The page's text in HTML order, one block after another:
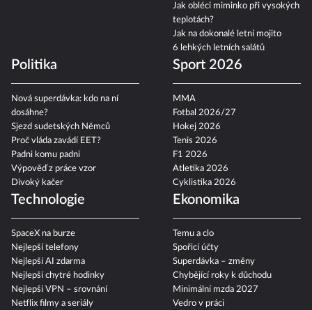
Jak obléci miminko při vysokých
teplotách?
Jak na dokonalé letní mojito
6 lehkých letních salátů
Politika
Nová superdávka: kdo na ní
dosáhne?
Sjezd sudetských Němců
Proč vláda zavádí EET?
Padni komu padni
Výpověď z práce vzor
Divoký kačer
Sport 2026
MMA
Fotbal 2026/27
Hokej 2026
Tenis 2026
F1 2026
Atletika 2026
Cyklistika 2026
Technologie
SpaceX na burze
Nejlepší telefony
Nejlepší AI zdarma
Nejlepší chytré hodinky
Nejlepší VPN – srovnání
Netflix filmy a seriály
Ekonomika
Temu a clo
Spořicí účty
Superdávka – změny
Chybějící roky k důchodu
Minimální mzda 2027
Vedro v práci